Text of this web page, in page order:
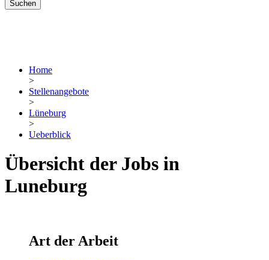
Home
>
Stellenangebote
>
Lüneburg
>
Ueberblick
Übersicht der Jobs in
Luneburg
Art der Arbeit